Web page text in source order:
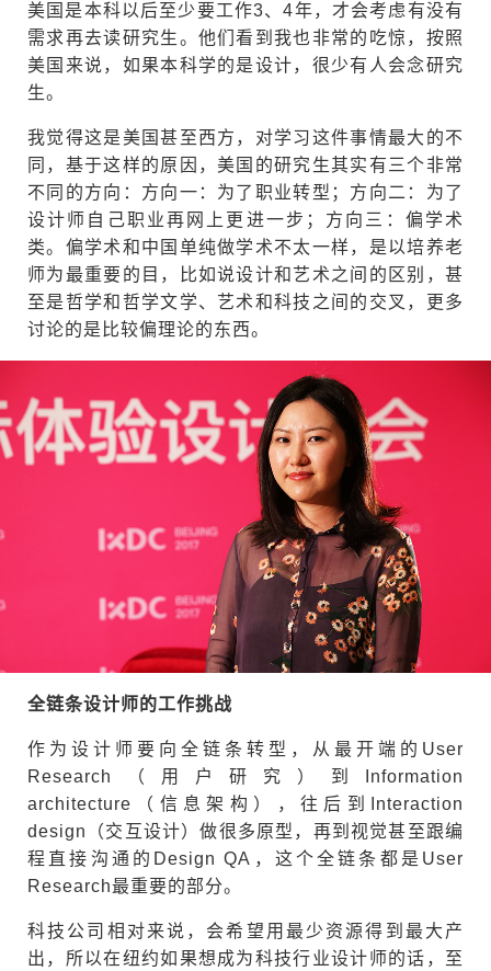
美国是本科以后至少要工作3、4年，才会考虑有没有
需求再去读研究生。他们看到我也非常的吃惊，按照
美国来说，如果本科学的是设计，很少有人会念研究
生。
我觉得这是美国甚至西方，对学习这件事情最大的不
同，基于这样的原因，美国的研究生其实有三个非常
不同的方向：方向一：为了职业转型；方向二：为了
设计师自己职业再网上更进一步；方向三：偏学术
类。偏学术和中国单纯做学术不太一样，是以培养老
师为最重要的目，比如说设计和艺术之间的区别，甚
至是哲学和哲学文学、艺术和科技之间的交叉，更多
讨论的是比较偏理论的东西。
全链条设计师的工作挑战
作为设计师要向全链条转型，从最开端的User
Research（用户研究）到Information
architecture（信息架构），往后到Interaction
design（交互设计）做很多原型，再到视觉甚至跟编
程直接沟通的Design QA，这个全链条都是User
Research最重要的部分。
科技公司相对来说，会希望用最少资源得到最大产
出，所以在纽约如果想成为科技行业设计师的话，至